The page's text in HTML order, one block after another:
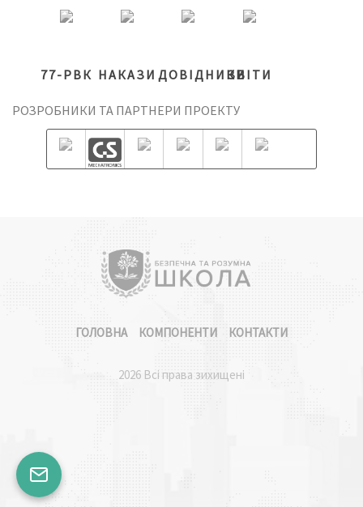
77-РВК НАКАЗИ ДОВІДНИКИЗВІТИ
РОЗРОБНИКИ ТА ПАРТНЕРИ ПРОЕКТУ
ГОЛОВНА КОМПОНЕНТИ КОНТАКТИ
2026 Всі права зихищені